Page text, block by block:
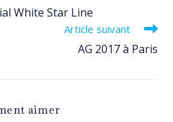
White Star Line
Article suivant
AG 2017 à Paris
aimer